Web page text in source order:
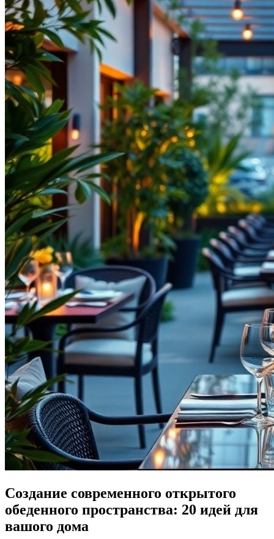
Создание современного открытого
обеденного пространства: 20 идей для
вашого дома